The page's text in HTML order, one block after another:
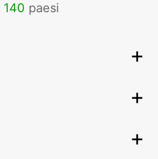
140 paesi